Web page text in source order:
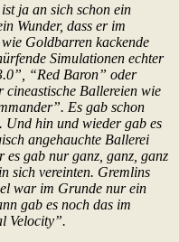
ja an sich schon ein
Wunder, dass er im
Goldbarren kackende
Simulationen echter
“Red Baron” oder
cineastische Ballereien wie
Es gab schon
hin und wieder gab es
angehauchte Ballerei
gab nur ganz, ganz, ganz
sich vereinten. Gremlins
war im Grunde nur ein
gab es noch das im
Velocity”.